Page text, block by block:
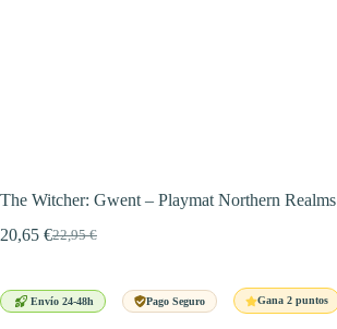
The Witcher: Gwent – Playmat Northern Realms
22,95€
El
era:
20,65 €El
es:
Envío 24-48h Pago Seguro Gana 2 puntos